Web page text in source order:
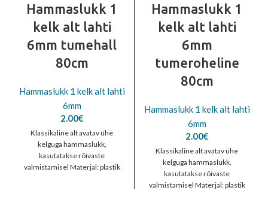
Hammaslukk 1
kelk alt lahti
6mm tumehall
80cm
Hammaslukk 1 kelk alt lahti
6mm
2.00€
Klassikaline alt avatav ühe
kelguga hammaslukk,
kasutatakse rõivaste
valmistamisel Materjal: plastik
Hammaslukk 1
kelk alt lahti
6mm
tumeroheline
80cm
Hammaslukk 1 kelk alt lahti
6mm
2.00€
Klassikaline alt avatav ühe
kelguga hammaslukk,
kasutatakse rõivaste
valmistamisel Materjal: plastik